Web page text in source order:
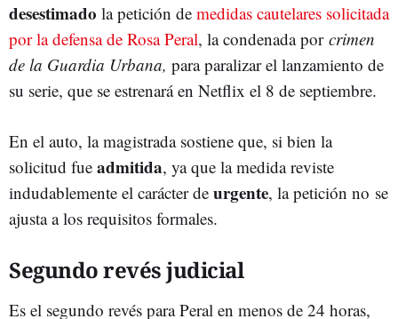
desestimado la petición de medidas cautelares solicitada
por la defensa de Rosa Peral, la condenada por crimen
de la Guardia Urbana, para paralizar el lanzamiento de
su serie, que se estrenará en Netflix el 8 de septiembre.
En el auto, la magistrada sostiene que, si bien la
solicitud fue admitida, ya que la medida reviste
indudablemente el carácter de urgente, la petición no se
ajusta a los requisitos formales.
Segundo revés judicial
Es el segundo revés para Peral en menos de 24 horas,